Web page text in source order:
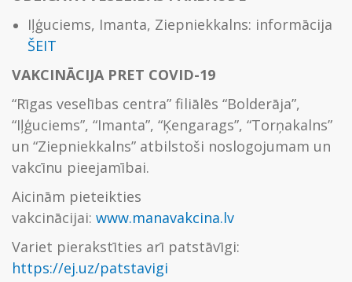
Iļģuciems, Imanta, Ziepniekkalns: informācija
ŠEIT
VAKCINĀCIJA PRET COVID-19
“Rīgas veselības centra” filiālēs “Bolderāja”,
“Iļģuciems”, “Imanta”, “Ķengarags”, “Torņakalns”
un “Ziepniekkalns” atbilstoši noslogojumam un
vakcīnu pieejamībai.
Aicinām pieteikties
vakcinācijai: www.manavakcina.lv
Variet pierakstīties arī patstāvīgi:
https://ej.uz/patstavigi